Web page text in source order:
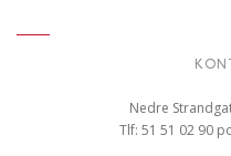
Nedre
Tlf: 51 51 02 90